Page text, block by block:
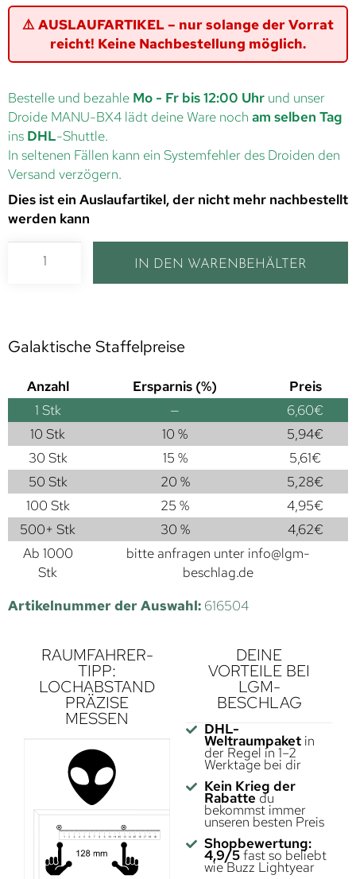
⚠️ AUSLAUFARTIKEL – nur solange der Vorrat
reicht! Keine Nachbestellung möglich.
Bestelle und bezahle Mo - Fr bis 12:00 Uhr und unser
Droide MANU-BX4 lädt deine Ware noch am selben Tag
ins DHL-Shuttle.
In seltenen Fällen kann ein Systemfehler des Droiden den
Versand verzögern.
Dies ist ein Auslaufartikel, der nicht mehr nachbestellt
werden kann
IN DEN WARENBEHÄLTER
Galaktische Staffelpreise
Anzahl Ersparnis (%)
Preis
1 Stk — 6,60€
10 Stk
10 % 5,94€
30 Stk
15 % 5,61€
50 Stk
20 % 5,28€
100 Stk
25 % 4,95€
500+ Stk
30 % 4,62€
Ab 1000
Stk
bitte anfragen unter info@lgm-
beschlag.de
Artikelnummer der Auswahl: 616504
RAUMFAHRER-
TIPP:
LOCHABSTAND
PRÄZISE
MESSEN
DEINE
VORTEILE BEI
LGM-
BESCHLAG
DHL-
Weltraumpaketin
der Regel in 1–2
Werktage bei dir
Kein Krieg der
Rabatte du
bekommst immer
unseren besten Preis
Shopbewertung:
4,9/5fast so beliebt
wie Buzz Lightyear